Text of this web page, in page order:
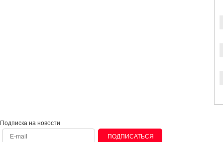
Подписка на новости
ПОДПИСАТЬСЯ